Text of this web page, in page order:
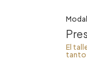
El
tanto